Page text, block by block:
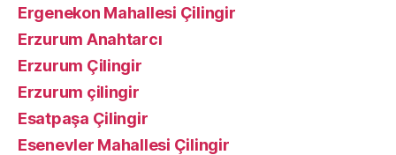
Ergenekon Mahallesi Çilingir
Erzurum Anahtarcı
Erzurum Çilingir
Erzurum çilingir
Esatpaşa Çilingir
Esenevler Mahallesi Çilingir